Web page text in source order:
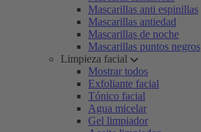
Mascarillas anti espinillas
Mascarillas antiedad
Mascarillas de noche
Mascarillas puntos negros
Limpieza facial
Mostrar todos
Exfoliante facial
Tónico facial
Agua micelar
Gel limpiador